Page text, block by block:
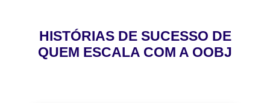
HISTÓRIAS DE SUCESSO DE
QUEM ESCALA COM A OOBJ